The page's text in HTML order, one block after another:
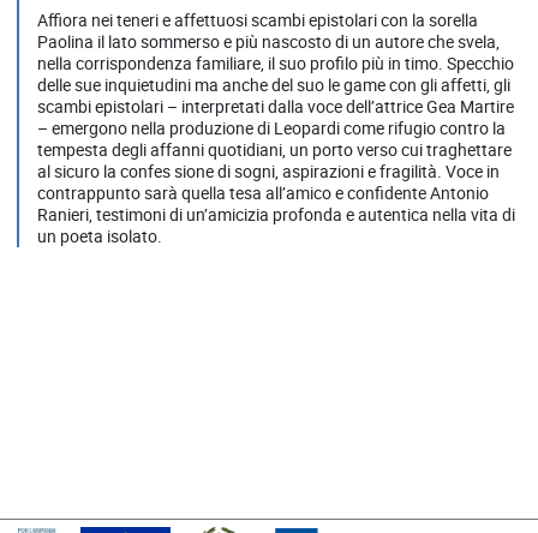
Affiora nei teneri e affettuosi scambi epistolari con la sorella
Paolina il lato sommerso e più nascosto di un autore che svela,
nella corrispondenza familiare, il suo profilo più in timo. Specchio
delle sue inquietudini ma anche del suo le game con gli affetti, gli
scambi epistolari – interpretati dalla voce dell’attrice Gea Martire
– emergono nella produzione di Leopardi come rifugio contro la
tempesta degli affanni quotidiani, un porto verso cui traghettare
al sicuro la confes sione di sogni, aspirazioni e fragilità. Voce in
contrappunto sarà quella tesa all’amico e confidente Antonio
Ranieri, testimoni di un’amicizia profonda e autentica nella vita di
un poeta isolato.